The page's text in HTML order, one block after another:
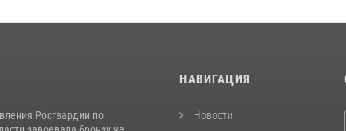
Росгвардии по
НАВИГАЦИЯ
Новости